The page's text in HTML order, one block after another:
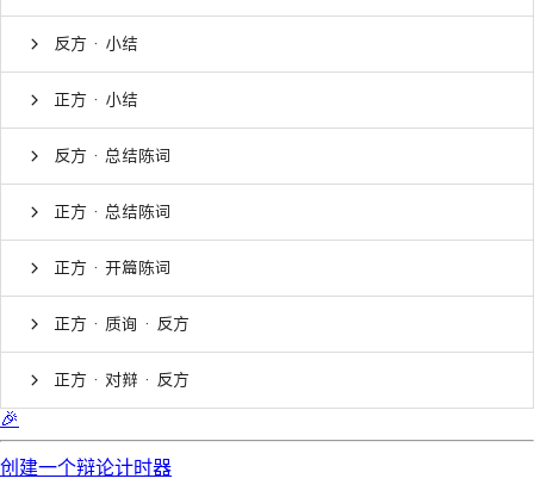
反方 · 小结
正方 · 小结
反方 · 总结陈词
正方 · 总结陈词
正方 · 开篇陈词
正方 · 质询 · 反方
正方 · 对辩 · 反方
🎉
创建一个辩论计时器